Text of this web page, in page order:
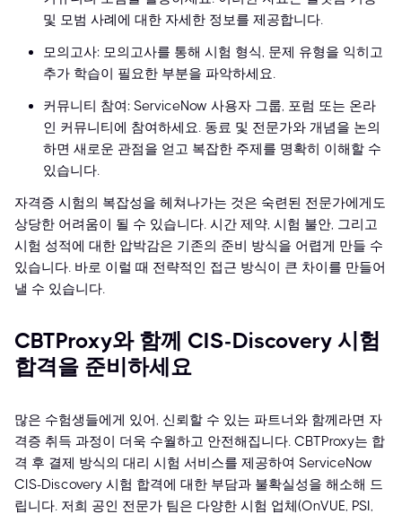
및 모범 사례에 대한 자세한 정보를 제공합니다.
모의고사: 모의고사를 통해 시험 형식, 문제 유형을 익히고
추가 학습이 필요한 부분을 파악하세요.
커뮤니티 참여: ServiceNow 사용자 그룹, 포럼 또는 온라
인 커뮤니티에 참여하세요. 동료 및 전문가와 개념을 논의
하면 새로운 관점을 얻고 복잡한 주제를 명확히 이해할 수
있습니다.
자격증 시험의 복잡성을 헤쳐나가는 것은 숙련된 전문가에게도
상당한 어려움이 될 수 있습니다. 시간 제약, 시험 불안, 그리고
시험 성적에 대한 압박감은 기존의 준비 방식을 어렵게 만들 수
있습니다. 바로 이럴 때 전략적인 접근 방식이 큰 차이를 만들어
낼 수 있습니다.
CBTProxy와 함께 CIS-Discovery 시험
합격을 준비하세요
많은 수험생들에게 있어, 신뢰할 수 있는 파트너와 함께라면 자
격증 취득 과정이 더욱 수월하고 안전해집니다. CBTProxy는 합
격 후 결제 방식의 대리 시험 서비스를 제공하여 ServiceNow
CIS-Discovery 시험 합격에 대한 부담과 불확실성을 해소해 드
립니다. 저희 공인 전문가 팀은 다양한 시험 업체(OnVUE, PSI,